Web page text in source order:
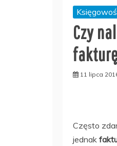
Czy
11 lipca
Często
jednak